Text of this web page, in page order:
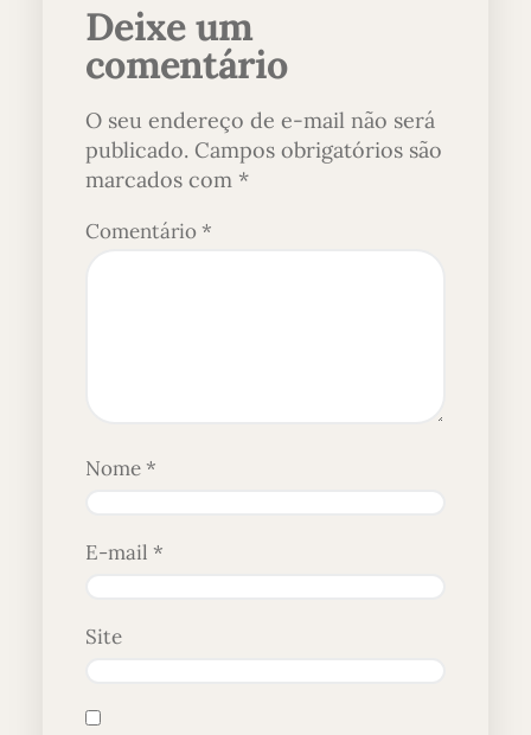
Deixe um
comentário
O seu endereço de e-mail não será
publicado. Campos obrigatórios são
marcados com *
Comentário*
Nome*
E-mail *
Site